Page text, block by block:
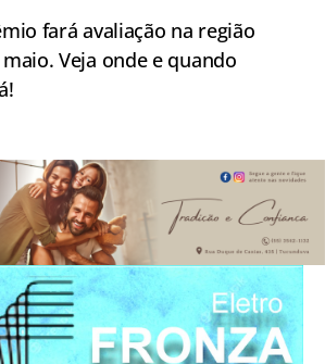
fará avaliação na região
Veja onde e quando